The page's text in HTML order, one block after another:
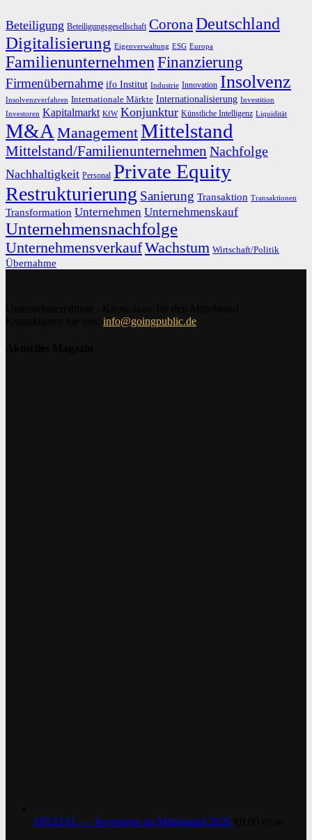
Beteiligung Beteiligungsgesellschaft CoronaDeutschland
Digitalisierung Eigenverwaltung ESG Europa
Familienunternehmen Finanzierung
Firmenübernahme ifo Institut Industrie Innovation Insolvenz
Insolvenzverfahren Internationale Märkte Internationalisierung Investition
Investoren Kapitalmarkt KfW Konjunktur Künstliche Intelligenz Liquidität
M&A ManagementMittelstand
Mittelstand/Familienunternehmen Nachfolge
Nachhaltigkeit Personal Private Equity
Restrukturierung Sanierung Transaktion Transaktionen
Transformation Unternehmen Unternehmenskauf
Unternehmensnachfolge
UnternehmensverkaufWachstum Wirtschaft/Politik
Übernahme
info@goingpublic.de
SPEZIAL — Investoren im Mittelstand 2026